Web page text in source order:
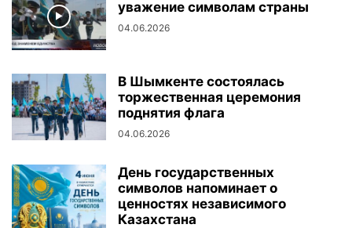
уважение символам страны
04.06.2026
В Шымкенте состоялась
торжественная церемония
поднятия флага
04.06.2026
День государственных
символов напоминает о
ценностях независимого
Казахстана